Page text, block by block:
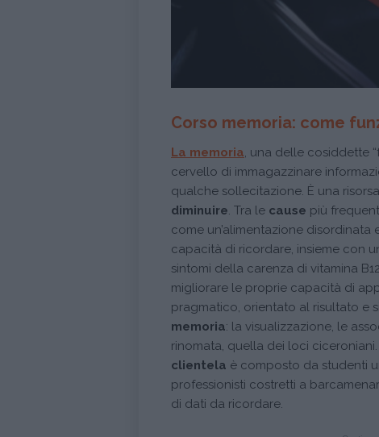
Corso memoria: come
La memoria, una delle cosiddette
cervello di immagazzinare
qualche sollecitazione. È una
diminuire. Tra le cause più
come un’alimentazione disordinata
capacità di ricordare, insieme con
sintomi della carenza di vitamina
migliorare le proprie capacità di
pragmatico, orientato al risultato e
memoria: la visualizzazione, le
rinomata, quella dei loci
clientela è composto da studenti
professionisti costretti a
di dati da ricordare.